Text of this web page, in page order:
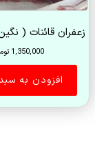
زعفران قائنات ( نگین ۱
1,350,000
افزودن به